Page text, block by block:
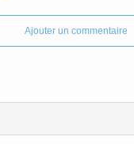
Ajouter un commentaire